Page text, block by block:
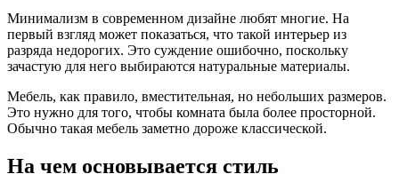
Минимализм в современном дизайне любят многие. На
первый взгляд может показаться, что такой интерьер из
разряда недорогих. Это суждение ошибочно, поскольку
зачастую для него выбираются натуральные материалы.
Мебель, как правило, вместительная, но небольших размеров.
Это нужно для того, чтобы комната была более просторной.
Обычно такая мебель заметно дороже классической.
На чем основывается стиль